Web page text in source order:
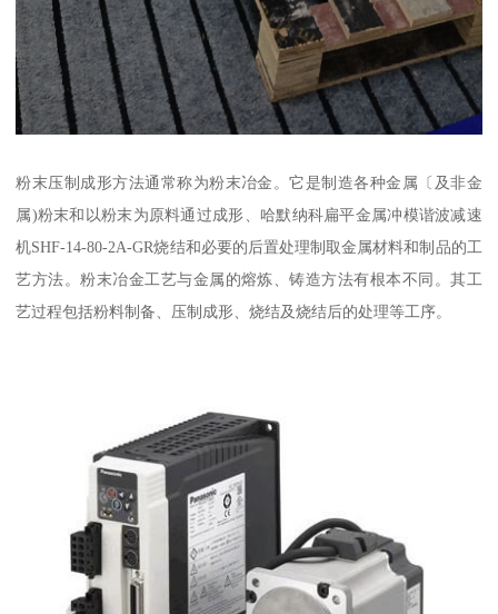
粉末压制成形方法通常称为粉末冶金。它是制造各种金属〔及非金
属)粉末和以粉末为原料通过成形、哈默纳科扁平金属冲模谐波减速
机SHF-14-80-2A-GR烧结和必要的后置处理制取金属材料和制品的工
艺方法。粉末冶金工艺与金属的熔炼、铸造方法有根本不同。其工
艺过程包括粉料制备、压制成形、烧结及烧结后的处理等工序。